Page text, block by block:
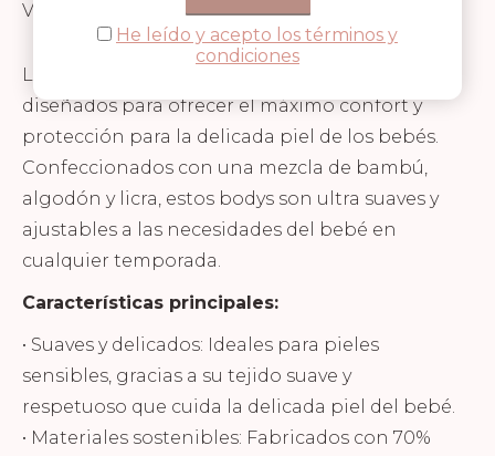
Valoraciones (0)
Los bodys de manga corta de Timboo están
diseñados para ofrecer el máximo confort y
protección para la delicada piel de los bebés.
Confeccionados con una mezcla de bambú,
algodón y licra, estos bodys son ultra suaves y
ajustables a las necesidades del bebé en
cualquier temporada.
Características principales:
• Suaves y delicados: Ideales para pieles
sensibles, gracias a su tejido suave y
respetuoso que cuida la delicada piel del bebé.
• Materiales sostenibles: Fabricados con 70%
He leído y acepto los términos y
condiciones